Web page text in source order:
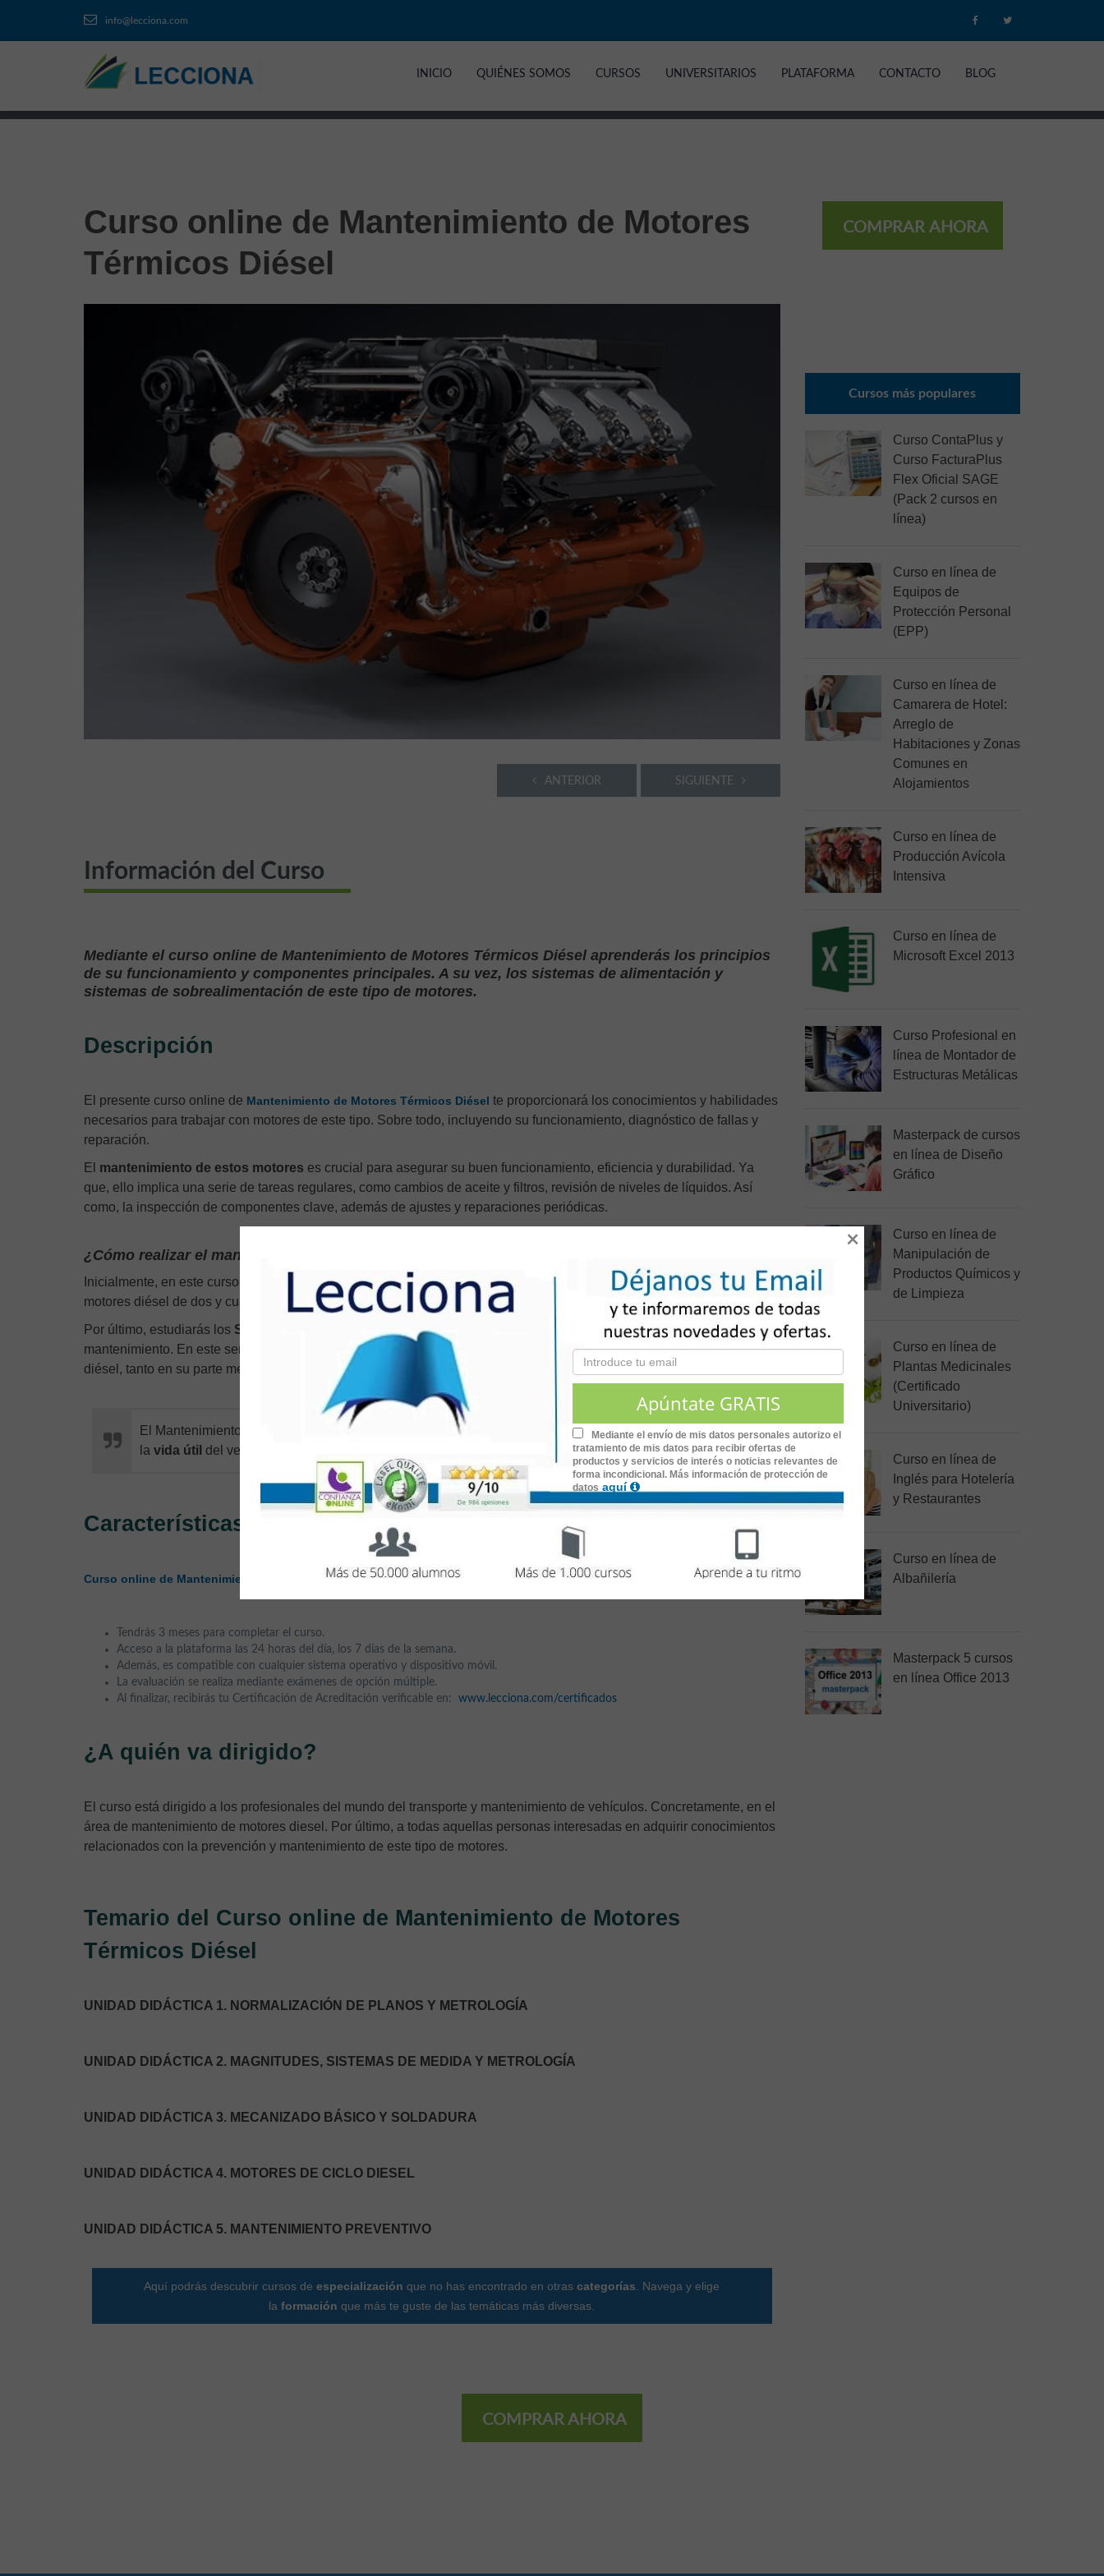
info@lecciona.com
INICIO QUIÉNES SOMOS CURSOS UNIVERSITARIOS PLATAFORMA CONTACTO BLOG
Curso online de Mantenimiento de Motores
Térmicos Diésel
SIGUIENTE
ANTERIOR
Información del Curso
Mediante el curso online de Mantenimiento de Motores Térmicos Diésel aprenderás los principios
de su funcionamiento y componentes principales. A su vez, los sistemas de alimentación y
sistemas de sobrealimentación de este tipo de motores.
Descripción
El presente curso online de Mantenimiento de Motores Térmicos Diésel te proporcionará los conocimientos y habilidades
necesarios para trabajar con motores de este tipo. Sobre todo, incluyendo su funcionamiento, diagnóstico de fallas y
reparación.
El mantenimiento de estos motores es crucial para asegurar su buen funcionamiento, eficiencia y durabilidad. Ya
que, ello implica una serie de tareas regulares, como cambios de aceite y filtros, revisión de niveles de líquidos. Así
como, la inspección de componentes clave, además de ajustes y reparaciones periódicas.
¿Cómo realizar el mantenimiento de los motores?
Inicialmente, en este curso conocerás losFundamentos de motores diésel
y los principios de funcionamiento de los
motores diésel de dos y cuatro tiempos. De igual manera, los ciclos teóricos y los componentes principales.
Por último, estudiarás los Sistemas de sobrealimentación, los turbocompresores y compresores, su funcionamiento y
mantenimiento. En este sentido, recibirás una formación completa para el mantenimiento y reparación de motores
diésel, tanto en su parte mecánica como en sus sistemas auxiliares.
El Mantenimiento preventivo de Motores Térmicos Diésel
garantiza un funcionamiento óptimo y prolonga
la vida útil del vehículo.
Características
Curso online de Mantenimiento de Motores Térmicos Diésel,de90 horas de duración.
Tendrás 3 meses para completar el curso.
Acceso a la plataforma las 24 horas del día, los 7 días de la semana.
Además, es compatible con cualquier sistema operativo y dispositivo móvil.
La evaluación se realiza mediante exámenes de opción múltiple.
Al finalizar, recibirás tu Certificación de Acreditación verificable en: www.lecciona.com/certificados
¿A quién va dirigido?
El curso está dirigido a los profesionales del mundo del transporte y mantenimiento de vehículos. Concretamente, en el
área de mantenimiento de motores diesel. Por último, a todas aquellas personas interesadas en adquirir conocimientos
relacionados con la prevención y mantenimiento de este tipo de motores.
Temario del Curso online de Mantenimiento de Motores
Térmicos Diésel
UNIDAD DIDÁCTICA 1. NORMALIZACIÓN DE PLANOS Y METROLOGÍA
UNIDAD DIDÁCTICA 2. MAGNITUDES, SISTEMAS DE MEDIDA Y METROLOGÍA
UNIDAD DIDÁCTICA 3. MECANIZADO BÁSICO Y SOLDADURA
UNIDAD DIDÁCTICA 4. MOTORES DE CICLO DIESEL
UNIDAD DIDÁCTICA 5. MANTENIMIENTO PREVENTIVO
Aquí podrás descubrir cursos deespecialización que no has encontrado en otrascategorías. Navega y elige
laformación que más te guste de las temáticas más diversas.
COMPRAR AHORA
Cursos más populares
Curso ContaPlus y
Curso FacturaPlus
Flex Oficial SAGE
(Pack 2 cursos en
línea)
Curso en línea de
Equipos de
Protección Personal
(EPP)
Curso en línea de
Camarera de Hotel:
Arreglo de
Habitaciones y Zonas
Comunes en
Alojamientos
Curso en línea de
Producción Avícola
Intensiva
Curso en línea de
Microsoft Excel 2013
Curso Profesional en
línea de Montador de
Estructuras Metálicas
Masterpack de cursos
en línea de Diseño
Gráfico
Curso en línea de
Manipulación de
Productos Químicos y
de Limpieza
Curso en línea de
Plantas Medicinales
(Certificado
Universitario)
Curso en línea de
Inglés para Hotelería
y Restaurantes
Curso en línea de
Albañilería
Masterpack 5 cursos
en línea Office 2013
COMPRAR AHORA
Mediante el envío de mis datos personales autorizo el
tratamiento de mis datos para recibir ofertas de
productos y servicios de interés o noticias relevantes de
forma incondicional. Más información de protección de
datos aquí
×